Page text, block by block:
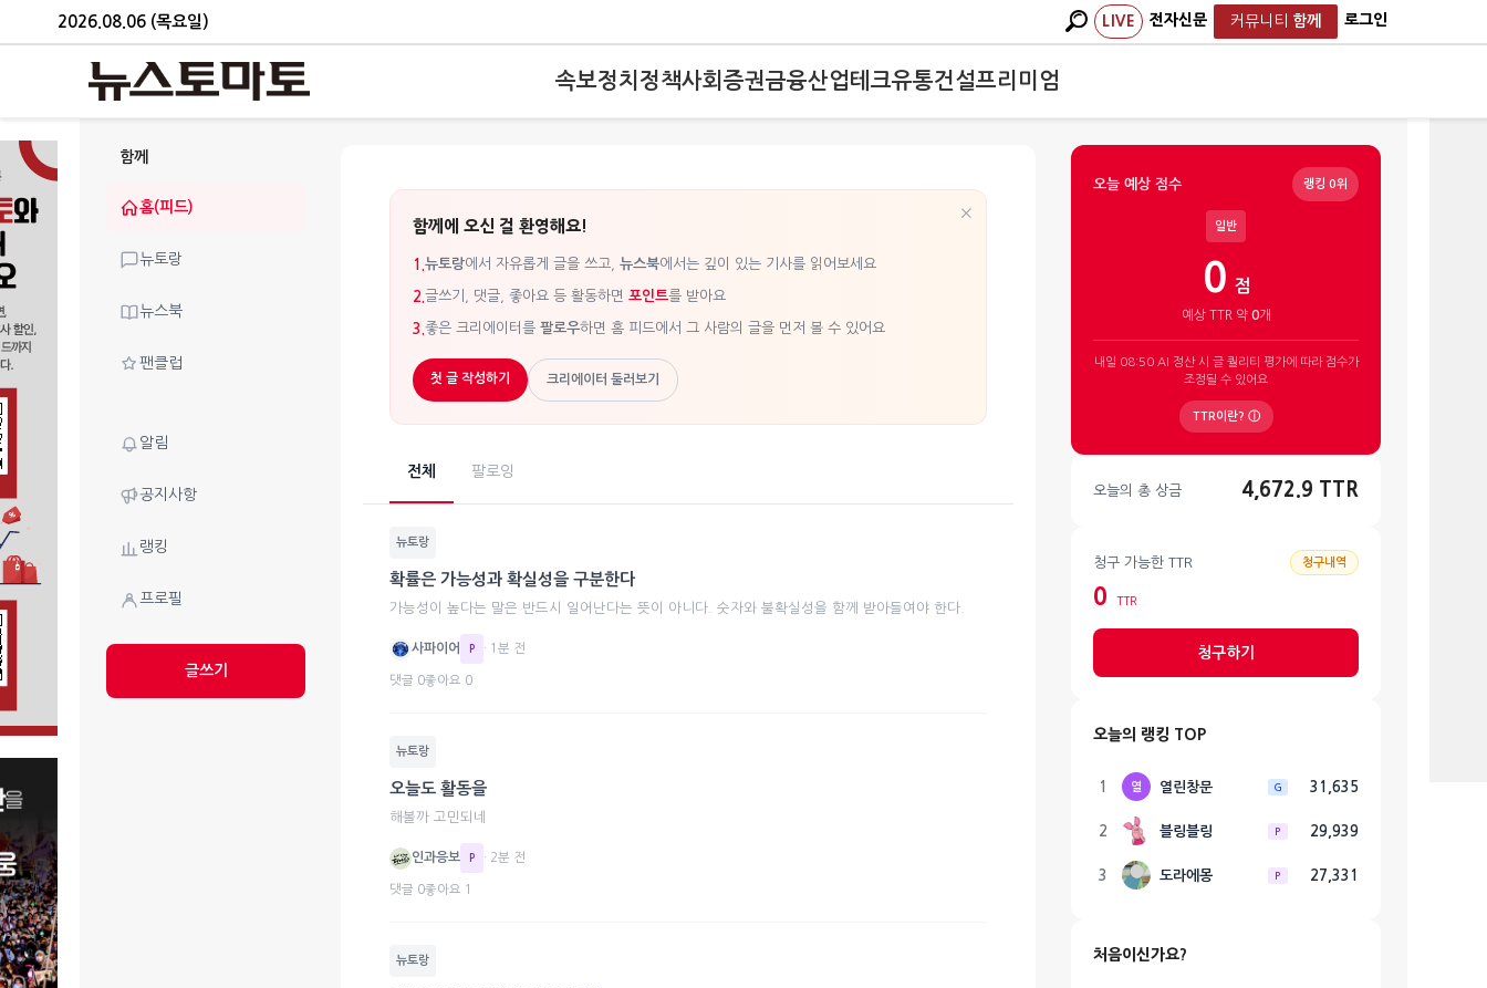
2026.08.06 (목요일) LIVE 전자신문 커뮤니티 함께 로그인
속보정치 정책사회 증권금융산업테크유통건설프리미엄
함께
홈(피드)
뉴토랑
뉴스북
팬클럽
알림
공지사항
랭킹
프로필
글쓰기
×
함께에 오신 걸 환영해요!
1. 뉴토랑에서 자유롭게 글을 쓰고, 뉴스북에서는 깊이 있는 기사를 읽어보세요
2. 글쓰기, 댓글, 좋아요 등 활동하면 포인트를 받아요
3. 좋은 크리에이터를 팔로우하면 홈 피드에서 그 사람의 글을 먼저 볼 수 있어요
첫 글 작성하기 크리에이터 둘러보기
전체 팔로잉
뉴토랑
확률은 가능성과 확실성을 구분한다
가능성이 높다는 말은 반드시 일어난다는 뜻이 아니다. 숫자와 불확실성을 함께 받아들여야 한다.
사파이어 P · 1분 전
댓글 0좋아요 0
뉴토랑
오늘도 활동을
해볼까 고민되네
인과응보 P · 2분 전
댓글 0좋아요 1
뉴토랑
오늘 예상 점수 랭킹 0위
일반
0 점
예상 TTR 약 0개
내일 08:50 AI 정산 시 글 퀄리티 평가에 따라 점수가
조정될 수 있어요
TTR이란? ⓘ
오늘의 총 상금 4,672.9 TTR
청구 가능한 TTR 청구내역
0 TTR
청구하기
오늘의 랭킹 TOP
1 열 열린창문 G 31,635
2 블링블링 P 29,939
3 도라에몽 P 27,331
처음이신가요?